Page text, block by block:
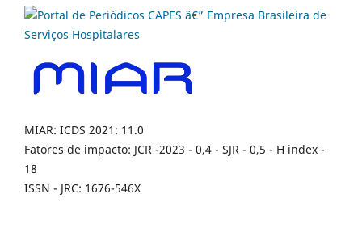
MIAR: ICDS 2021: 11.0
Fatores de impacto: JCR -2023 - 0,4 - SJR - 0,5 - H index -
18
ISSN - JRC: 1676-546X